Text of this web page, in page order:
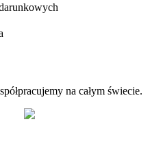
na całym świecie.